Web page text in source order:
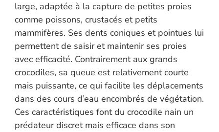
large, adaptée à la capture de petites proies
comme poissons, crustacés et petits
mammifères. Ses dents coniques et pointues lui
permettent de saisir et maintenir ses proies
avec efficacité. Contrairement aux grands
crocodiles, sa queue est relativement courte
mais puissante, ce qui facilite les déplacements
dans des cours d’eau encombrés de végétation.
Ces caractéristiques font du crocodile nain un
prédateur discret mais efficace dans son